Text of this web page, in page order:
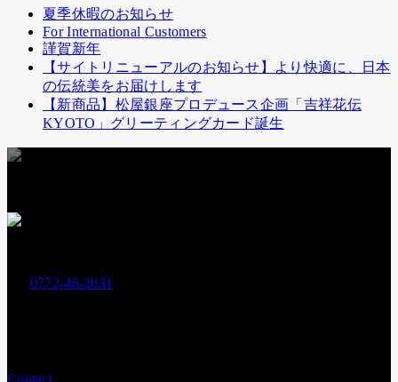
夏季休暇のお知らせ
For International Customers
謹賀新年
【サイトリニューアルのお知らせ】より快適に、日本
の伝統美をお届けします
【新商品】松屋銀座プロデュース企画「吉祥花伝
KYOTO」グリーティングカード誕生
0772-46-2031